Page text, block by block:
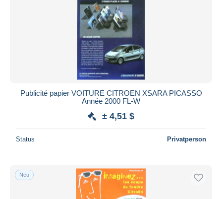
Publicité papier VOITURE CITROEN XSARA PICASSO
Année 2000 FL-W
± 4,51 $
Status Privatperson
Neu